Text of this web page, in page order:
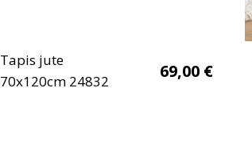
Tapis jute
70x120cm 24832
69,00 €